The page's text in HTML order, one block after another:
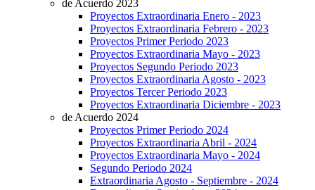
de Acuerdo 2023
Proyectos Extraordinaria Enero - 2023
Proyectos Extraordinaria Febrero - 2023
Proyectos Primer Periodo 2023
Proyectos Extraordinaria Mayo - 2023
Proyectos Segundo Periodo 2023
Proyectos Extraordinaria Agosto - 2023
Proyectos Tercer Periodo 2023
Proyectos Extraordinaria Diciembre - 2023
de Acuerdo 2024
Proyectos Primer Periodo 2024
Proyectos Extraordinaria Abril - 2024
Proyectos Extraordinaria Mayo - 2024
Segundo Periodo 2024
Extraordinaria Agosto - Septiembre - 2024